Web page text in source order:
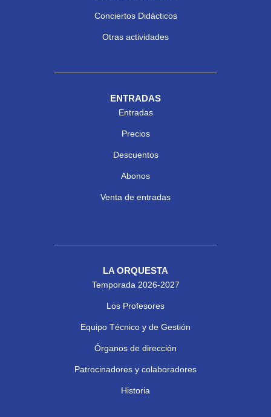
Conciertos Didácticos
Otras actividades
ENTRADAS
Entradas
Precios
Descuentos
Abonos
Venta de entradas
LA ORQUESTA
Temporada 2026-2027
Los Profesores
Equipo Técnico y de Gestión
Órganos de dirección
Patrocinadores y colaboradores
Historia